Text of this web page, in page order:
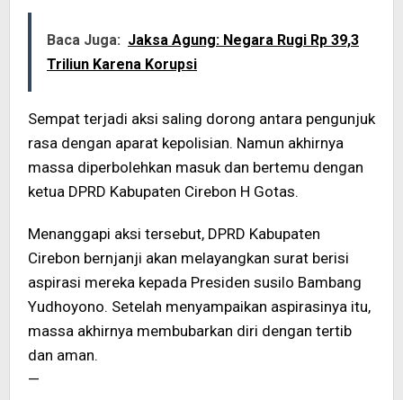
Baca Juga: Jaksa Agung: Negara Rugi Rp 39,3
Triliun Karena Korupsi
Sempat terjadi aksi saling dorong antara pengunjuk
rasa dengan aparat kepolisian. Namun akhirnya
massa diperbolehkan masuk dan bertemu dengan
ketua DPRD Kabupaten Cirebon H Gotas.
Menanggapi aksi tersebut, DPRD Kabupaten
Cirebon bernjanji akan melayangkan surat berisi
aspirasi mereka kepada Presiden susilo Bambang
Yudhoyono. Setelah menyampaikan aspirasinya itu,
massa akhirnya membubarkan diri dengan tertib
dan aman.
—